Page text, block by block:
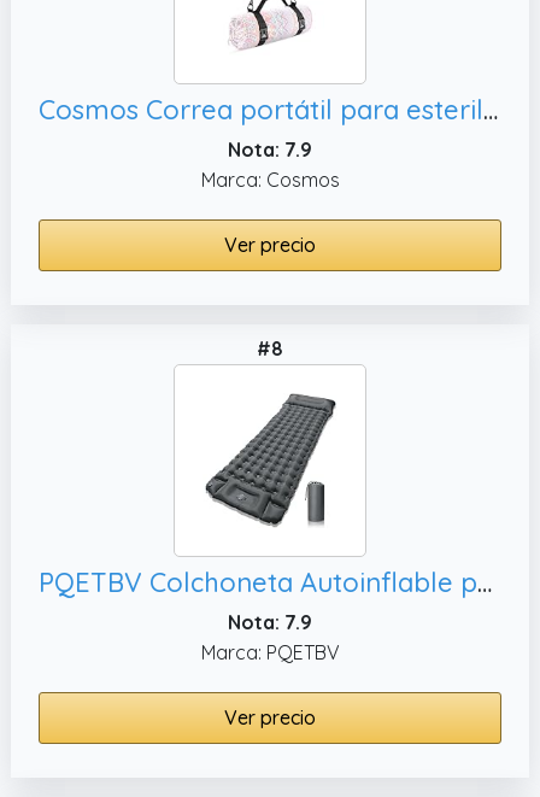
Cosmos Correa portátil para esterilla de yoga con mango y correa de manta de picnic para camping, correas ajustables para rollo
Nota: 7.9
Marca: Cosmos
Ver precio
#8
PQETBV Colchoneta Autoinflable para Dormir para Acampar, Viaje(Gris)
Nota: 7.9
Marca: PQETBV
Ver precio